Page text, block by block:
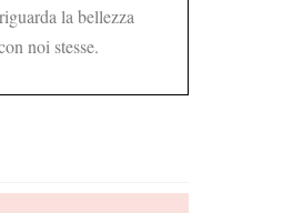
la bellezza
noi stesse.